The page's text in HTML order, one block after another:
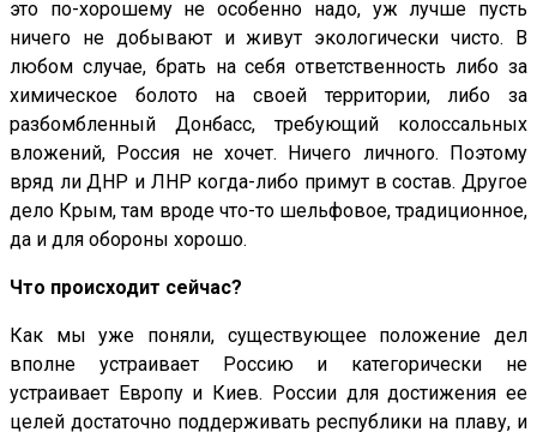
это по-хорошему не особенно надо, уж лучше пусть
ничего не добывают и живут экологически чисто. В
любом случае, брать на себя ответственность либо за
химическое болото на своей территории, либо за
разбомбленный Донбасс, требующий колоссальных
вложений, Россия не хочет. Ничего личного. Поэтому
вряд ли ДНР и ЛНР когда-либо примут в состав. Другое
дело Крым, там вроде что-то шельфовое, традиционное,
да и для обороны хорошо.
Что происходит сейчас?
Как мы уже поняли, существующее положение дел
вполне устраивает Россию и категорически не
устраивает Европу и Киев. России для достижения ее
целей достаточно поддерживать республики на плаву, и